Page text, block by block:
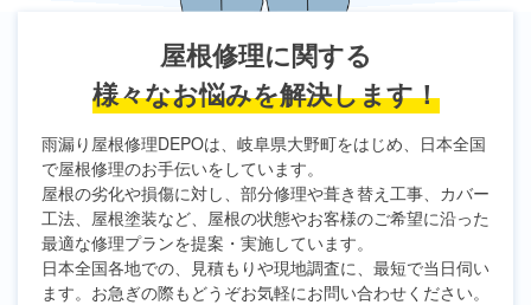
屋根修理に関する
様々なお悩みを解決します！
雨漏り屋根修理DEPOは、岐阜県大野町をはじめ、日本全国
で屋根修理のお手伝いをしています。
屋根の劣化や損傷に対し、部分修理や葺き替え工事、カバー
工法、屋根塗装など、屋根の状態やお客様のご希望に沿った
最適な修理プランを提案・実施しています。
日本全国各地での、見積もりや現地調査に、最短で当日伺い
ます。お急ぎの際もどうぞお気軽にお問い合わせください。